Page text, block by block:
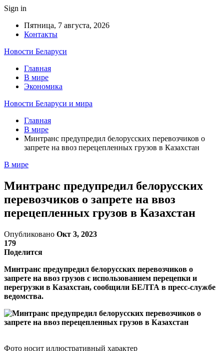
Sign in
Пятница, 7 августа, 2026
Контакты
Новости Беларуси
Главная
В мире
Экономика
Новости Беларуси и мира
Главная
В мире
Минтранс предупредил белорусских перевозчиков о
запрете на ввоз перецепленных грузов в Казахстан
В мире
Минтранс предупредил белорусских
перевозчиков о запрете на ввоз
перецепленных грузов в Казахстан
Опубликовано Окт 3, 2023
179
Поделится
Минтранс предупредил белорусских перевозчиков о
запрете на ввоз грузов с использованием перецепки и
перегрузки в Казахстан, сообщили БЕЛТА в пресс-службе
ведомства.
Фото носит иллюстративный характер